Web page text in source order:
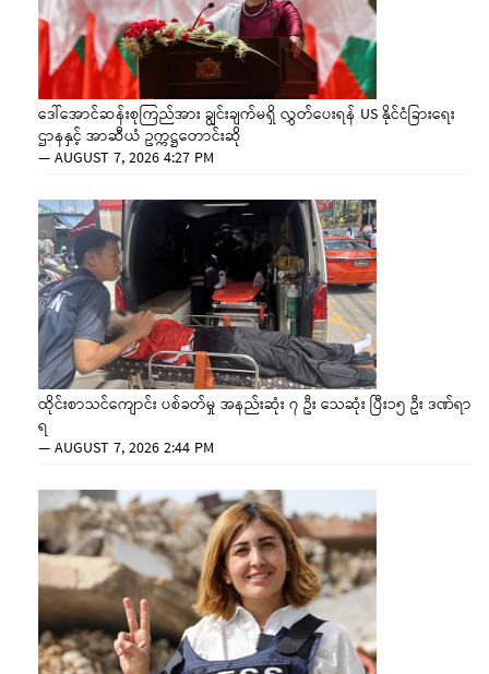
ဒေါ်အောင်ဆန်းစုကြည်အား ချွင်းချက်မရှိ လွှတ်ပေးရန် US နိုင်ငံခြားရေး
ဌာနနှင့် အာဆီယံ ဥက္ကဋ္ဌတောင်းဆို
—AUGUST 7, 2026 4:27 PM
ထိုင်းစာသင်ကျောင်း ပစ်ခတ်မှု အနည်းဆုံး ၇ ဦး သေဆုံး ပြီး၁၅ ဦး ဒဏ်ရာ
ရ
—AUGUST 7, 2026 2:44 PM